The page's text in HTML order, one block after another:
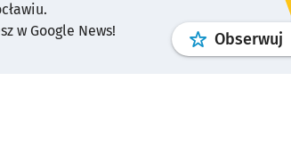
w Google News!
Obserwuj